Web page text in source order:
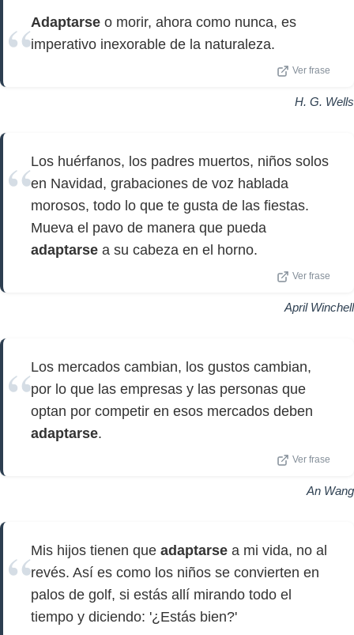
Adaptarse o morir, ahora como nunca, es
imperativo inexorable de la naturaleza.
Ver frase
H. G. Wells
Los huérfanos, los padres muertos, niños solos
en Navidad, grabaciones de voz hablada
morosos, todo lo que te gusta de las fiestas.
Mueva el pavo de manera que pueda
adaptarse a su cabeza en el horno.
Ver frase
April Winchell
Los mercados cambian, los gustos cambian,
por lo que las empresas y las personas que
optan por competir en esos mercados deben
adaptarse.
Ver frase
An Wang
Mis hijos tienen que adaptarse a mi vida, no al
revés. Así es como los niños se convierten en
palos de golf, si estás allí mirando todo el
tiempo y diciendo: '¿Estás bien?'